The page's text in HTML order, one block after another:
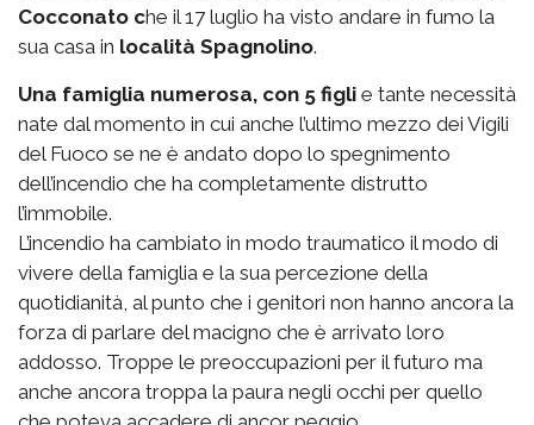
Cocconato che il 17 luglio ha visto andare in fumo la
sua casa in località Spagnolino.
Una famiglia numerosa, con 5 figli e tante necessità
nate dal momento in cui anche l’ultimo mezzo dei Vigili
del Fuoco se ne è andato dopo lo spegnimento
dell’incendio che ha completamente distrutto
l’immobile.
L’incendio ha cambiato in modo traumatico il modo di
vivere della famiglia e la sua percezione della
quotidianità, al punto che i genitori non hanno ancora la
forza di parlare del macigno che è arrivato loro
addosso. Troppe le preoccupazioni per il futuro ma
anche ancora troppa la paura negli occhi per quello